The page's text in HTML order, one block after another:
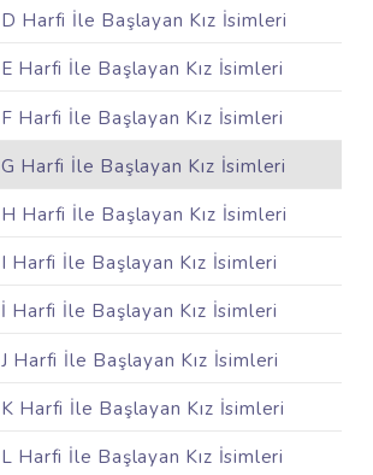
D Harfi İle Başlayan Kız İsimleri
E Harfi İle Başlayan Kız İsimleri
F Harfi İle Başlayan Kız İsimleri
G Harfi İle Başlayan Kız İsimleri
H Harfi İle Başlayan Kız İsimleri
I Harfi İle Başlayan Kız İsimleri
İ Harfi İle Başlayan Kız İsimleri
J Harfi İle Başlayan Kız İsimleri
K Harfi İle Başlayan Kız İsimleri
L Harfi İle Başlayan Kız İsimleri